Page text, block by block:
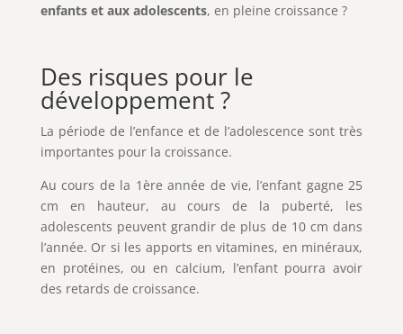
enfants et aux adolescents, en pleine croissance ?
Des risques pour le
développement ?
La période de l’enfance et de l’adolescence sont très
importantes pour la croissance.
Au cours de la 1ère année de vie, l’enfant gagne 25
cm en hauteur, au cours de la puberté, les
adolescents peuvent grandir de plus de 10 cm dans
l’année. Or si les apports en vitamines, en minéraux,
en protéines, ou en calcium, l’enfant pourra avoir
des retards de croissance.